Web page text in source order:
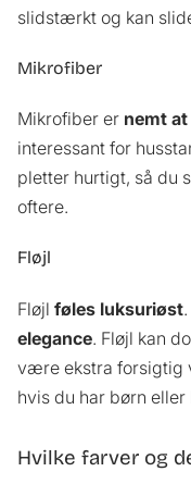
slidstærkt og kan
Mikrofiber
Mikrofiber er nemt
interessant for
pletter hurtigt, så du
oftere.
Fløjl
Fløjl føles luksuriøst
elegance. Fløjl kan
være ekstra forsigtig
hvis du har børn
Hvilke farver og